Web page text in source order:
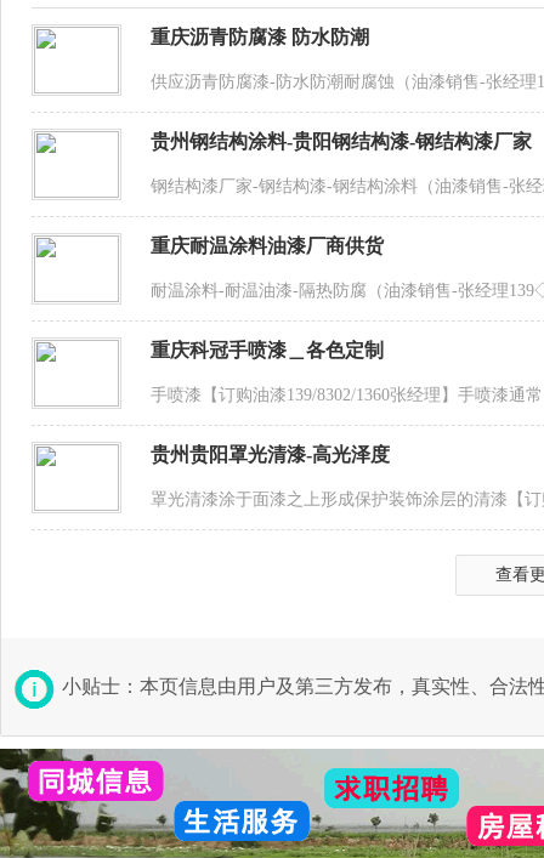
重庆沥青防腐漆 防水防潮
供应沥青防腐漆-防水防潮耐腐蚀（油漆销售-张经
贵州钢结构涂料-贵阳钢结构漆-钢结构漆厂家
钢结构漆厂家-钢结构漆-钢结构涂料（油漆销售-张
重庆耐温涂料油漆厂商供货
耐温涂料-耐温油漆-隔热防腐（油漆销售-张经理
重庆科冠手喷漆＿各色定制
手喷漆【订购油漆139/8302/1360张经理】手喷漆通
贵州贵阳罩光清漆-高光泽度
罩光清漆涂于面漆之上形成保护装饰涂层的清漆【
查看
小贴士：本页信息由用户及第三方发布，真实性、合法